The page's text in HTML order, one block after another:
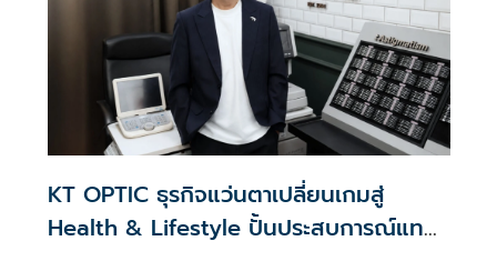
KT OPTIC ธุรกิจแว่นตาเปลี่ยนเกมสู่
Health & Lifestyle ปั้นประสบการณ์แทน